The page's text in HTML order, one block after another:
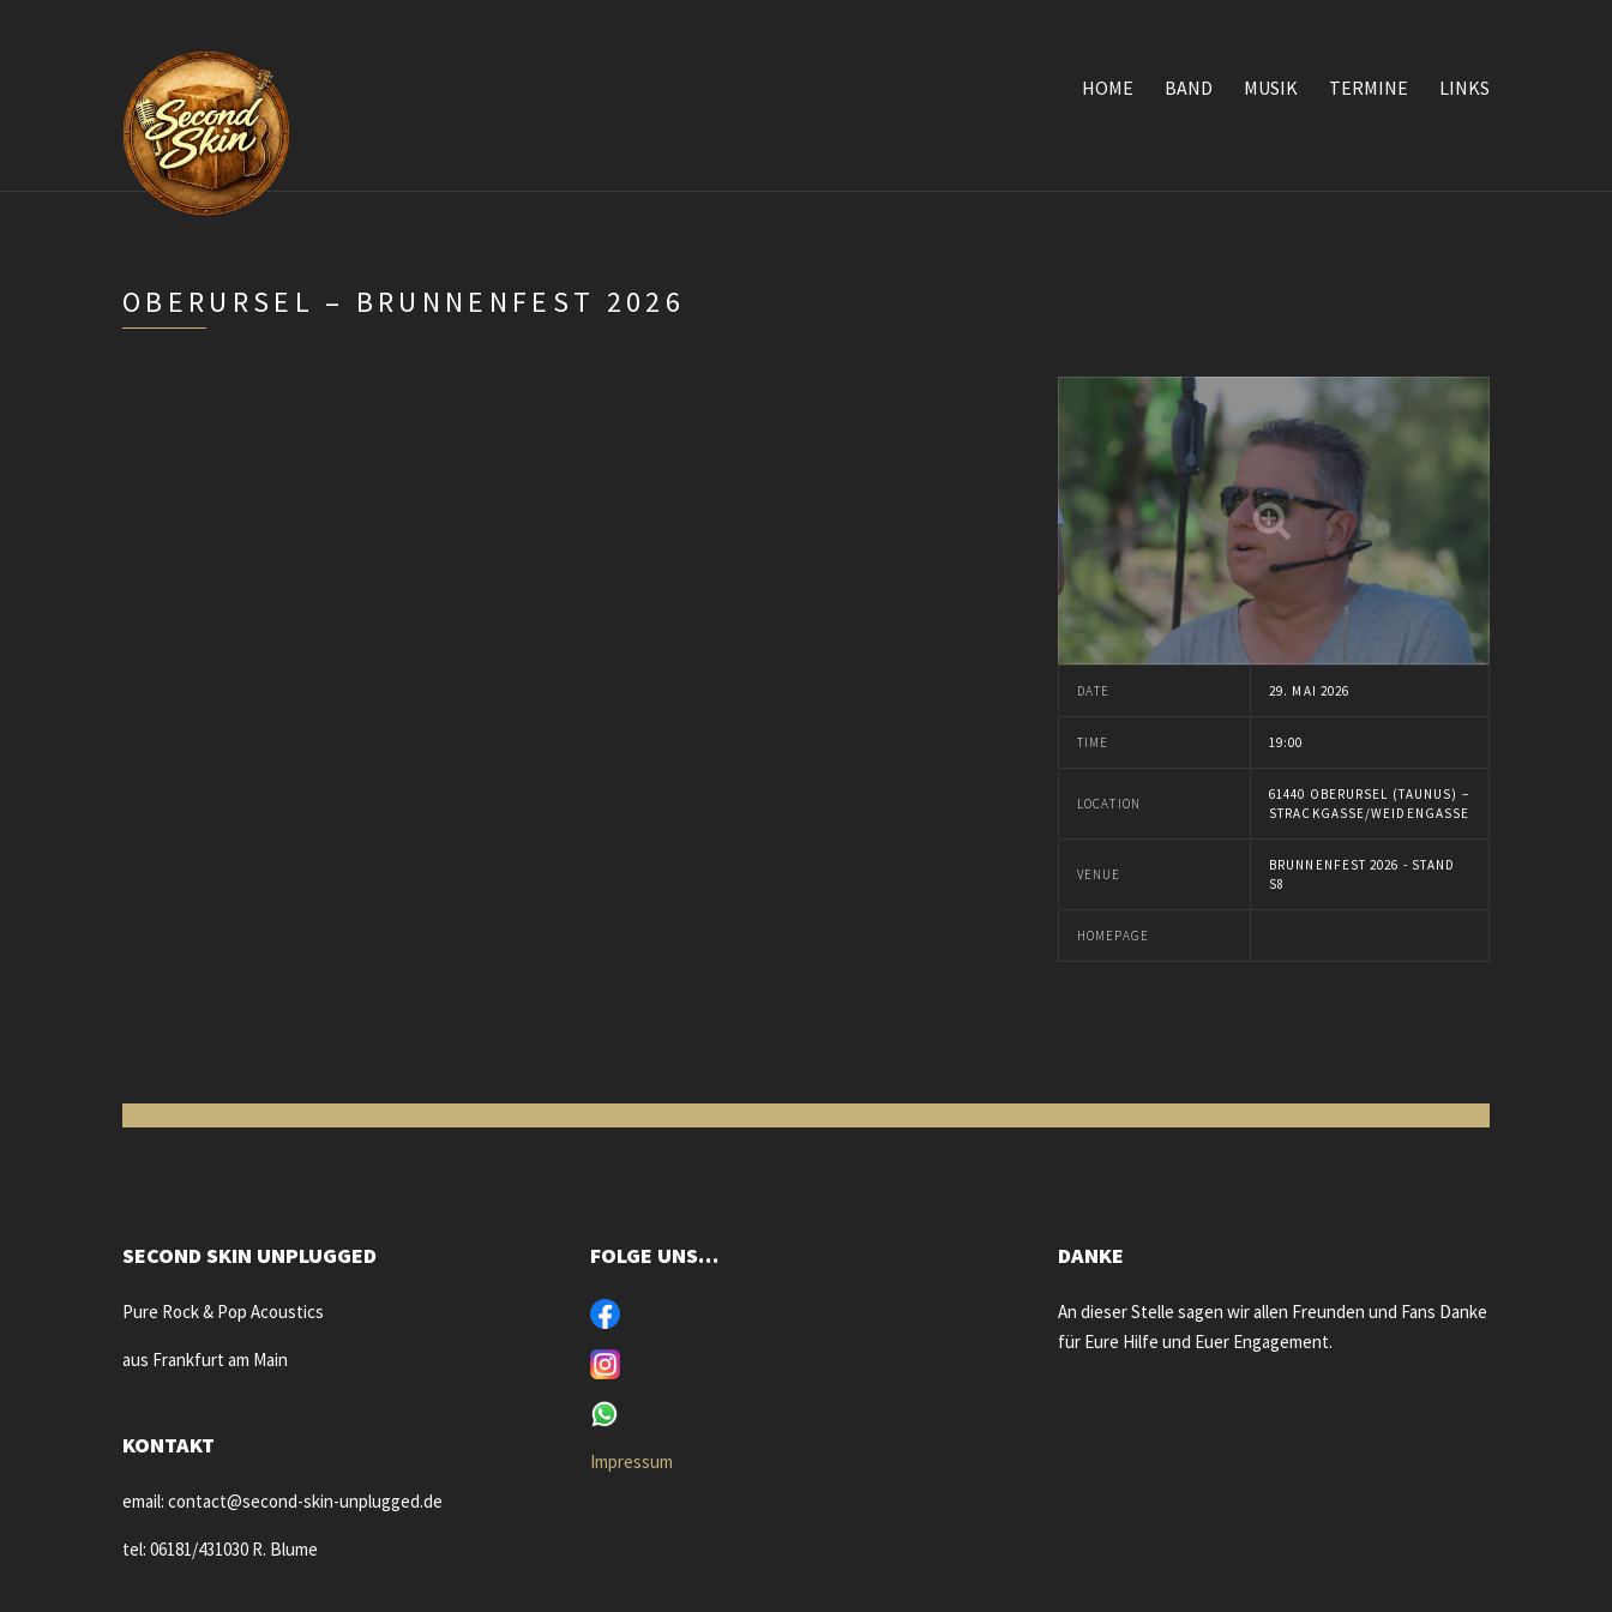
HOME BAND MUSIK TERMINE LINKS
OBERURSEL – BRUNNENFEST 2026
DATE 29. MAI 2026
TIME 19:00
LOCATION
61440 OBERURSEL (TAUNUS) –
STRACKGASSE/WEIDENGASSE
VENUE
BRUNNENFEST 2026 - STAND
S8
HOMEPAGE
SECOND SKIN UNPLUGGED
Pure Rock & Pop Acoustics
aus Frankfurt am Main
KONTAKT
email: contact@second-skin-unplugged.de
tel: 06181/431030 R. Blume
FOLGE UNS…
Impressum
DANKE
An dieser Stelle sagen wir allen Freunden und Fans Danke
für Eure Hilfe und Euer Engagement.